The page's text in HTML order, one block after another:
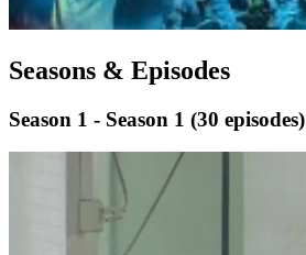
Seasons & Episodes
Season 1 - Season 1 (30 episodes)